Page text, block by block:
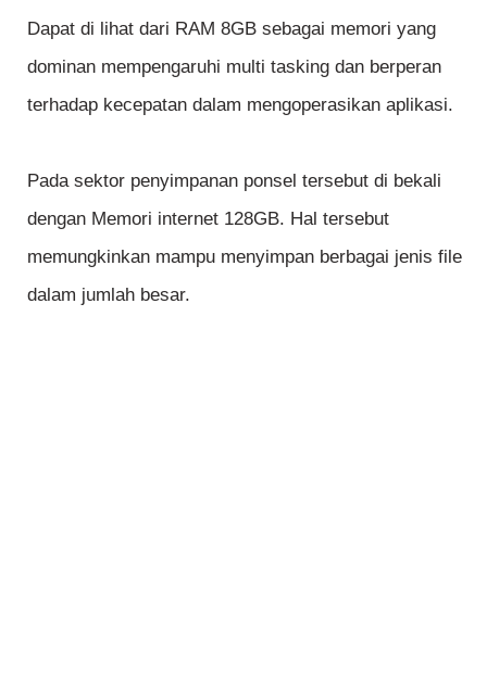
Dapat di lihat dari RAM 8GB sebagai memori yang
dominan mempengaruhi multi tasking dan berperan
terhadap kecepatan dalam mengoperasikan aplikasi.
Pada sektor penyimpanan ponsel tersebut di bekali
dengan Memori internet 128GB. Hal tersebut
memungkinkan mampu menyimpan berbagai jenis file
dalam jumlah besar.